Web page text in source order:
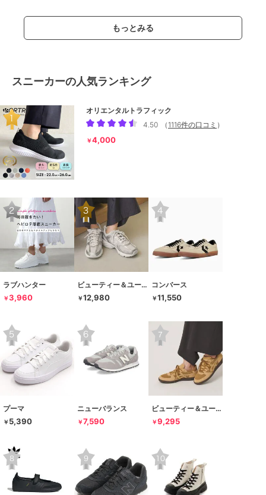
もっとみる
スニーカーの人気ランキング
オリエンタルトラフィック
4.50
（ 1116件の口コミ ）
￥4,000
ラブハンター
￥3,960
ビューティー＆ユース ユナイテッドアローズ
￥12,980
コンバース
￥11,550
プーマ
￥ 5,390
ニューバランス
￥7,590
ビューティー＆ユース ユナイテッドアローズ
￥9,295